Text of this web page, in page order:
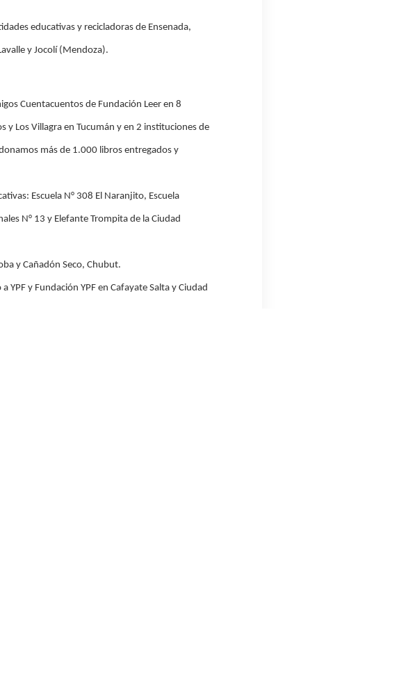
educativas y recicladoras de Ensenada,
y Jocolí (Mendoza).
Cuentacuentosde Fundación Leer en 8
y Los Villagra en Tucumán y en 2 instituciones de
más de 1.000 libros entregados y
Escuela N° 308 El Naranjito, Escuela
N° 13 y Elefante Trompita de la Ciudad
y Cañadón Seco, Chubut.
YPF y Fundación YPF en Cafayate Salta y Ciudad